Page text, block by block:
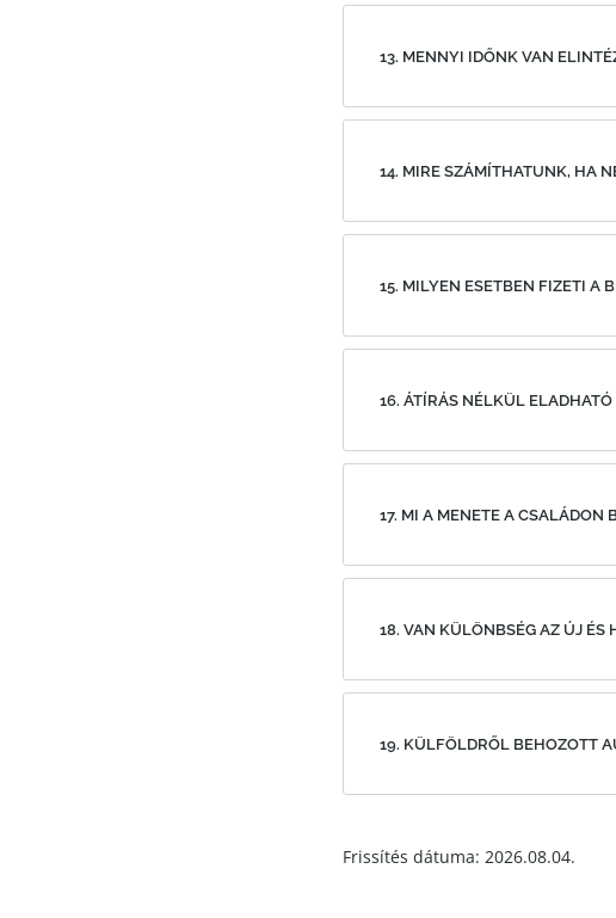
13. MENNYI IDŐNK VAN
14. MIRE SZÁMÍTHATUNK, HA
15. MILYEN ESETBEN FIZETI A
16. ÁTÍRÁS NÉLKÜL ELADHATÓ
17. MI A MENETE A CSALÁDON
18. VAN KÜLÖNBSÉG AZ ÚJ ÉS
19. KÜLFÖLDRŐL BEHOZOTT
Frissítés dátuma: 2026.08.04.